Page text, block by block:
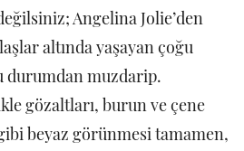
Angelina Jolie’den
altında yaşayan çoğu
durumdan muzdarip.
gözaltları, burun ve çene
beyaz görünmesi tamamen,